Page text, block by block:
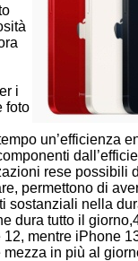
i
foto
un’efficienza
rese possibili
permettono di
sostanziali nella
dura tutto il
mentre iPhone
mezza in più al